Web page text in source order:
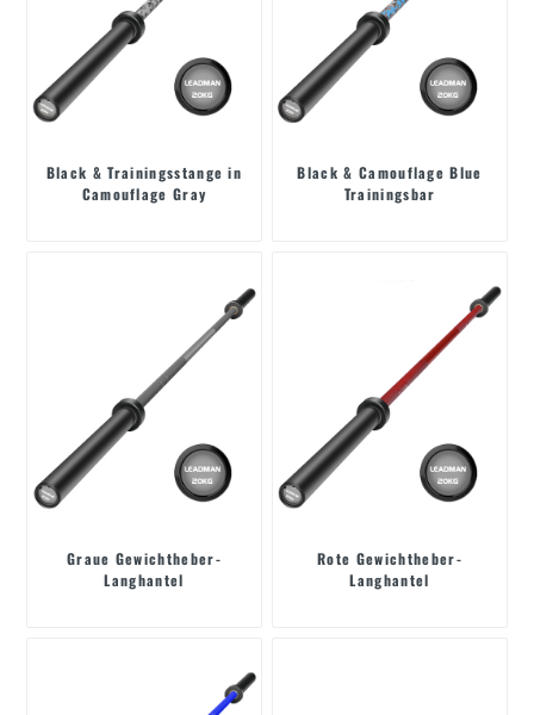
Black & Trainingsstange in
Camouflage Gray
Black & Camouflage Blue
Trainingsbar
Graue Gewichtheber-
Langhantel
Rote Gewichtheber-
Langhantel